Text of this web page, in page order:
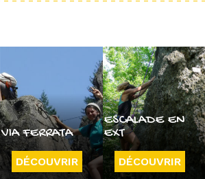
VIA FERRATA
DÉCOUVRIR
ESCALADE EN
EXT
DÉCOUVRIR